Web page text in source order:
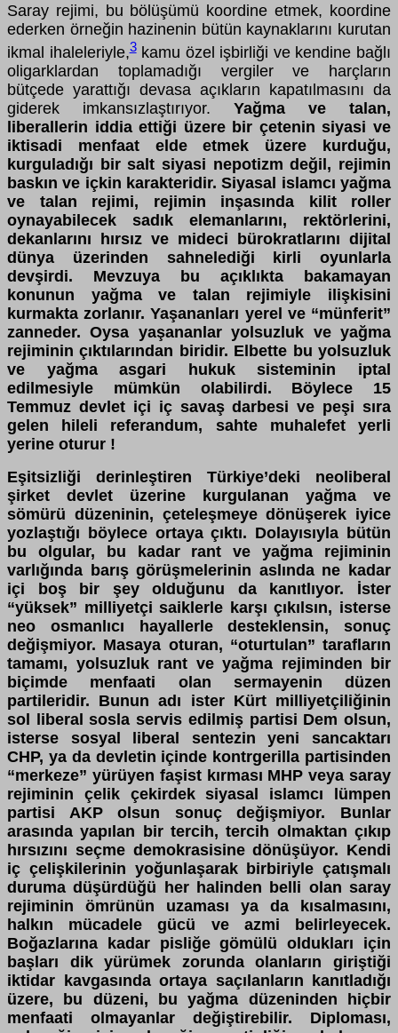
Saray rejimi, bu bölüşümü koordine etmek, koordine
ederken örneğin hazinenin bütün kaynaklarını kurutan
ikmal ihaleleriyle,3kamu özel işbirliği ve kendine bağlı
oligarklardan toplamadığı vergiler ve harçların
bütçede yarattığı devasa açıkların kapatılmasını da
giderek imkansızlaştırıyor. Yağma ve talan,
liberallerin iddia ettiği üzere bir çetenin siyasi ve
iktisadi menfaat elde etmek üzere kurduğu,
kurguladığı bir salt siyasi nepotizm değil, rejimin
baskın ve içkin karakteridir. Siyasal islamcı yağma
ve talan rejimi, rejimin inşasında kilit roller
oynayabilecek sadık elemanlarını, rektörlerini,
dekanlarını hırsız ve mideci bürokratlarını dijital
dünya üzerinden sahnelediği kirli oyunlarla
devşirdi. Mevzuya bu açıklıkta bakamayan
konunun yağma ve talan rejimiyle ilişkisini
kurmakta zorlanır. Yaşananları yerel ve “münferit”
zanneder. Oysa yaşananlar yolsuzluk ve yağma
rejiminin çıktılarından biridir. Elbette bu yolsuzluk
ve yağma asgari hukuk sisteminin iptal
edilmesiyle mümkün olabilirdi. Böylece 15
Temmuz devlet içi iç savaş darbesi ve peşi sıra
gelen hileli referandum, sahte muhalefet yerli
yerine oturur !
Eşitsizliği derinleştiren Türkiye’deki neoliberal
şirket devlet üzerine kurgulanan yağma ve
sömürü düzeninin, çeteleşmeye dönüşerek iyice
yozlaştığı böylece ortaya çıktı. Dolayısıyla bütün
bu olgular, bu kadar rant ve yağma rejiminin
varlığında barış görüşmelerinin aslında ne kadar
içi boş bir şey olduğunu da kanıtlıyor. İster
“yüksek” milliyetçi saiklerle karşı çıkılsın, isterse
neo osmanlıcı hayallerle desteklensin, sonuç
değişmiyor. Masaya oturan, “oturtulan” tarafların
tamamı, yolsuzluk rant ve yağma rejiminden bir
biçimde menfaati olan sermayenin düzen
partileridir. Bunun adı ister Kürt milliyetçiliğinin
sol liberal sosla servis edilmiş partisi Dem olsun,
isterse sosyal liberal sentezin yeni sancaktarı
CHP, ya da devletin içinde kontrgerilla partisinden
“merkeze” yürüyen faşist kırması MHP veya saray
rejiminin çelik çekirdek siyasal islamcı lümpen
partisi AKP olsun sonuç değişmiyor. Bunlar
arasında yapılan bir tercih, tercih olmaktan çıkıp
hırsızını seçme demokrasisine dönüşüyor. Kendi
iç çelişkilerinin yoğunlaşarak birbiriyle çatışmalı
duruma düşürdüğü her halinden belli olan saray
rejiminin ömrünün uzaması ya da kısalmasını,
halkın mücadele gücü ve azmi belirleyecek.
Boğazlarına kadar pisliğe gömülü oldukları için
başları dik yürümek zorunda olanların giriştiği
iktidar kavgasında ortaya saçılanların kanıtladığı
üzere, bu düzeni, bu yağma düzeninden hiçbir
menfaati olmayanlar değiştirebilir. Diploması,